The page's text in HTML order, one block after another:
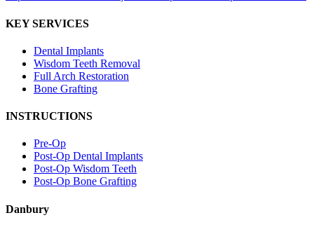
KEY SERVICES
Dental Implants
Wisdom Teeth Removal
Full Arch Restoration
Bone Grafting
INSTRUCTIONS
Pre-Op
Post-Op Dental Implants
Post-Op Wisdom Teeth
Post-Op Bone Grafting
Danbury